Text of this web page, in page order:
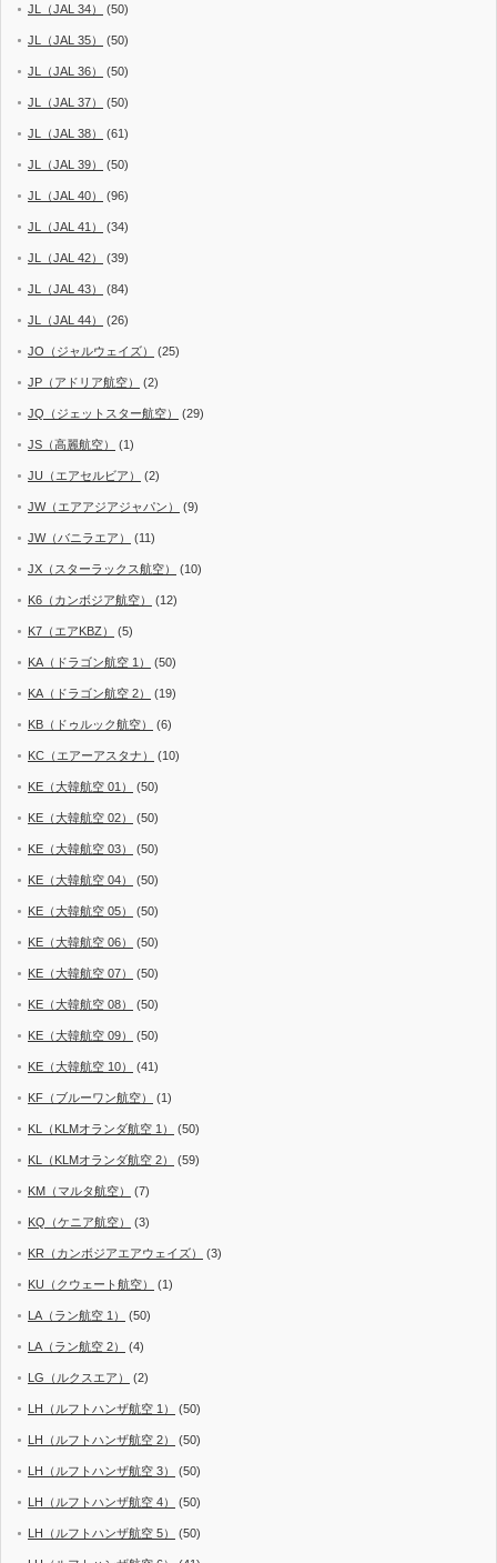
JL（JAL 34） (50)
JL（JAL 35） (50)
JL（JAL 36） (50)
JL（JAL 37） (50)
JL（JAL 38） (61)
JL（JAL 39） (50)
JL（JAL 40） (96)
JL（JAL 41） (34)
JL（JAL 42） (39)
JL（JAL 43） (84)
JL（JAL 44） (26)
JO（ジャルウェイズ） (25)
JP（アドリア航空） (2)
JQ（ジェットスター航空） (29)
JS（高麗航空） (1)
JU（エアセルビア） (2)
JW（エアアジアジャパン） (9)
JW（バニラエア） (11)
JX（スターラックス航空） (10)
K6（カンボジア航空） (12)
K7（エアKBZ） (5)
KA（ドラゴン航空 1） (50)
KA（ドラゴン航空 2） (19)
KB（ドゥルック航空） (6)
KC（エアーアスタナ） (10)
KE（大韓航空 01） (50)
KE（大韓航空 02） (50)
KE（大韓航空 03） (50)
KE（大韓航空 04） (50)
KE（大韓航空 05） (50)
KE（大韓航空 06） (50)
KE（大韓航空 07） (50)
KE（大韓航空 08） (50)
KE（大韓航空 09） (50)
KE（大韓航空 10） (41)
KF（ブルーワン航空） (1)
KL（KLMオランダ航空 1） (50)
KL（KLMオランダ航空 2） (59)
KM（マルタ航空） (7)
KQ（ケニア航空） (3)
KR（カンボジアエアウェイズ） (3)
KU（クウェート航空） (1)
LA（ラン航空 1） (50)
LA（ラン航空 2） (4)
LG（ルクスエア） (2)
LH（ルフトハンザ航空 1） (50)
LH（ルフトハンザ航空 2） (50)
LH（ルフトハンザ航空 3） (50)
LH（ルフトハンザ航空 4） (50)
LH（ルフトハンザ航空 5） (50)